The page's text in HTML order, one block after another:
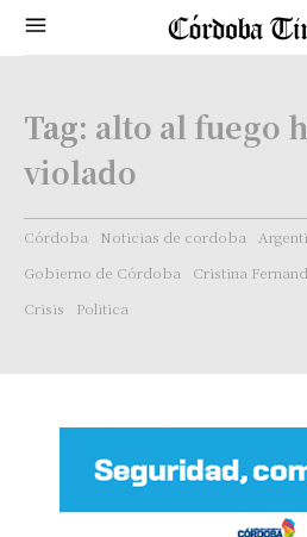
Tag: alto al fuego
violado
Córdoba Noticias de cordoba
Gobierno de Córdoba
Cristina
Crisis
Politica